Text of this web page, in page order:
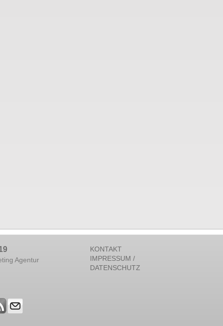
Agentur
KONTAKT
IMPRESSUM /
DATENSCHUTZ